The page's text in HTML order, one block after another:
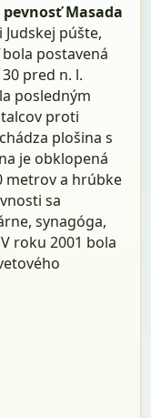
Masada
púšte,
postavená
pred n. l.
posledným
proti
plošina s
je obklopená
metrov a hrúbke
sa
synagóga,
roku 2001 bola